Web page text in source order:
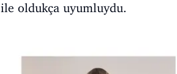
ile oldukça uyumluydu.